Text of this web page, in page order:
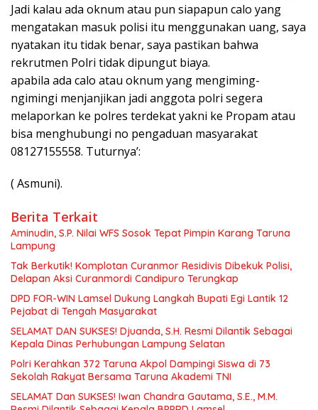
Jadi kalau ada oknum atau pun siapapun calo yang
mengatakan masuk polisi itu menggunakan uang, saya
nyatakan itu tidak benar, saya pastikan bahwa
rekrutmen Polri tidak dipungut biaya.
apabila ada calo atau oknum yang mengiming-
ngimingi menjanjikan jadi anggota polri segera
melaporkan ke polres terdekat yakni ke Propam atau
bisa menghubungi no pengaduan masyarakat
08127155558. Tuturnya’:
( Asmuni).
Berita Terkait
Aminudin, S.P. Nilai WFS Sosok Tepat Pimpin Karang Taruna
Lampung
Tak Berkutik! Komplotan Curanmor Residivis Dibekuk Polisi,
Delapan Aksi Curanmordi Candipuro Terungkap
DPD FOR-WIN Lamsel Dukung Langkah Bupati Egi Lantik 12
Pejabat di Tengah Masyarakat
SELAMAT DAN SUKSES! Djuanda, S.H. Resmi Dilantik Sebagai
Kepala Dinas Perhubungan Lampung Selatan
Polri Kerahkan 372 Taruna Akpol Dampingi Siswa di 73
Sekolah Rakyat Bersama Taruna Akademi TNI
SELAMAT Dan SUKSES! Iwan Chandra Gautama, S.E., M.M.